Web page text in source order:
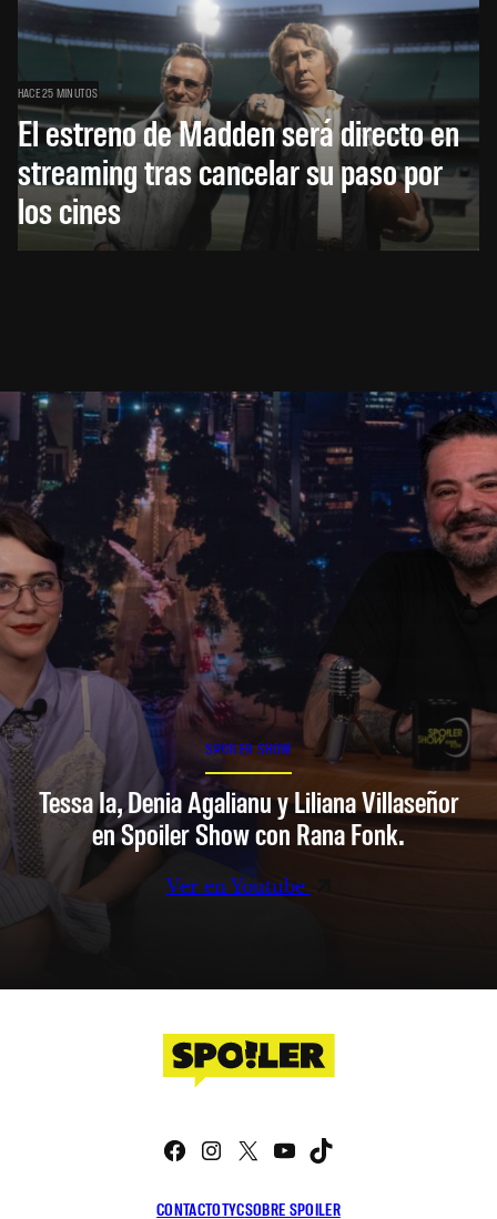
HACE 25 MINUTOS
El estreno de Madden será directo en
streaming tras cancelar su paso por
los cines
SPOILER SHOW
Tessa Ia, Denia Agalianu y Liliana Villaseñor
en Spoiler Show con Rana Fonk.
Ver en Youtube
CONTACTOTYCSOBRE SPOILER
Facebook
Instagram
X YouTube